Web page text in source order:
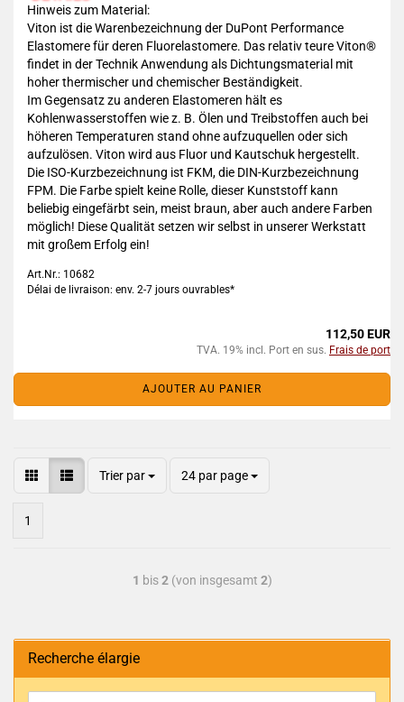
Hinweis zum Material:
Viton ist die Warenbezeichnung der DuPont Performance
Elastomere für deren Fluorelastomere. Das relativ teure Viton®
findet in der Technik Anwendung als Dichtungsmaterial mit
hoher thermischer und chemischer Beständigkeit.
Im Gegensatz zu anderen Elastomeren hält es
Kohlenwasserstoffen wie z. B. Ölen und Treibstoffen auch bei
höheren Temperaturen stand ohne aufzuquellen oder sich
aufzulösen. Viton wird aus Fluor und Kautschuk hergestellt.
Die ISO-Kurzbezeichnung ist FKM, die DIN-Kurzbezeichnung
FPM. Die Farbe spielt keine Rolle, dieser Kunststoff kann
beliebig eingefärbt sein, meist braun, aber auch andere Farben
möglich! Diese Qualität setzen wir selbst in unserer Werkstatt
mit großem Erfolg ein!
Art.Nr.: 10682
Délai de livraison: env. 2-7 jours ouvrables*
112,50 EUR
TVA. 19% incl. Port en sus. Frais de port
AJOUTER AU PANIER
Trier par 24 par page
1
1 bis2(von insgesamt 2)
Recherche élargie